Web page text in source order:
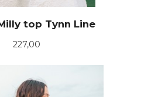
top Tynn Line
Pris
227,00